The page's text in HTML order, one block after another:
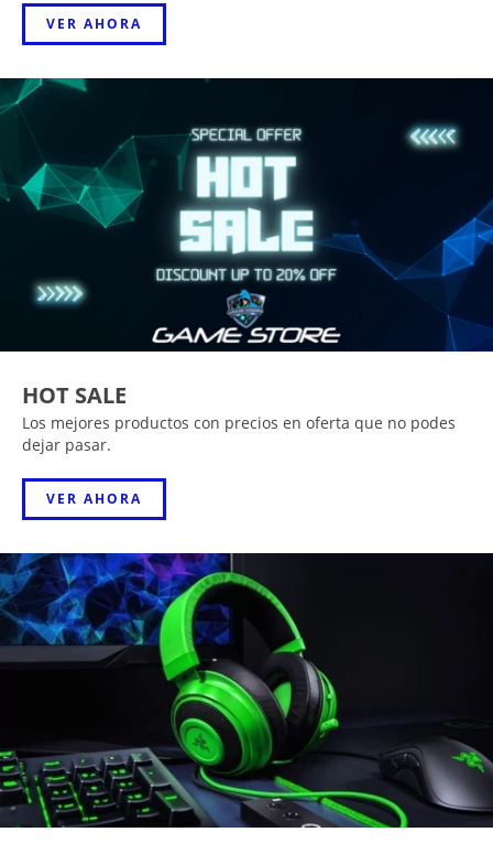
VER AHORA
HOT SALE
Los mejores productos con precios en oferta que no podes
dejar pasar.
VER AHORA